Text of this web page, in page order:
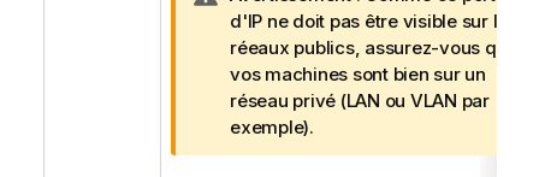
r
m
a
t
i
o
o
t
e
I
n
f
d'IP ne doit pas être visible sur les
réeaux publics, assurez-vous que
vos machines sont bien sur un
réseau privé (LAN ou VLAN par
exemple).